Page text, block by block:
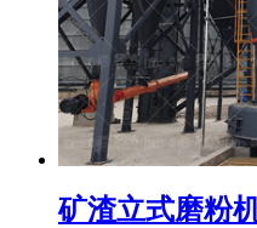
矿渣立式磨粉